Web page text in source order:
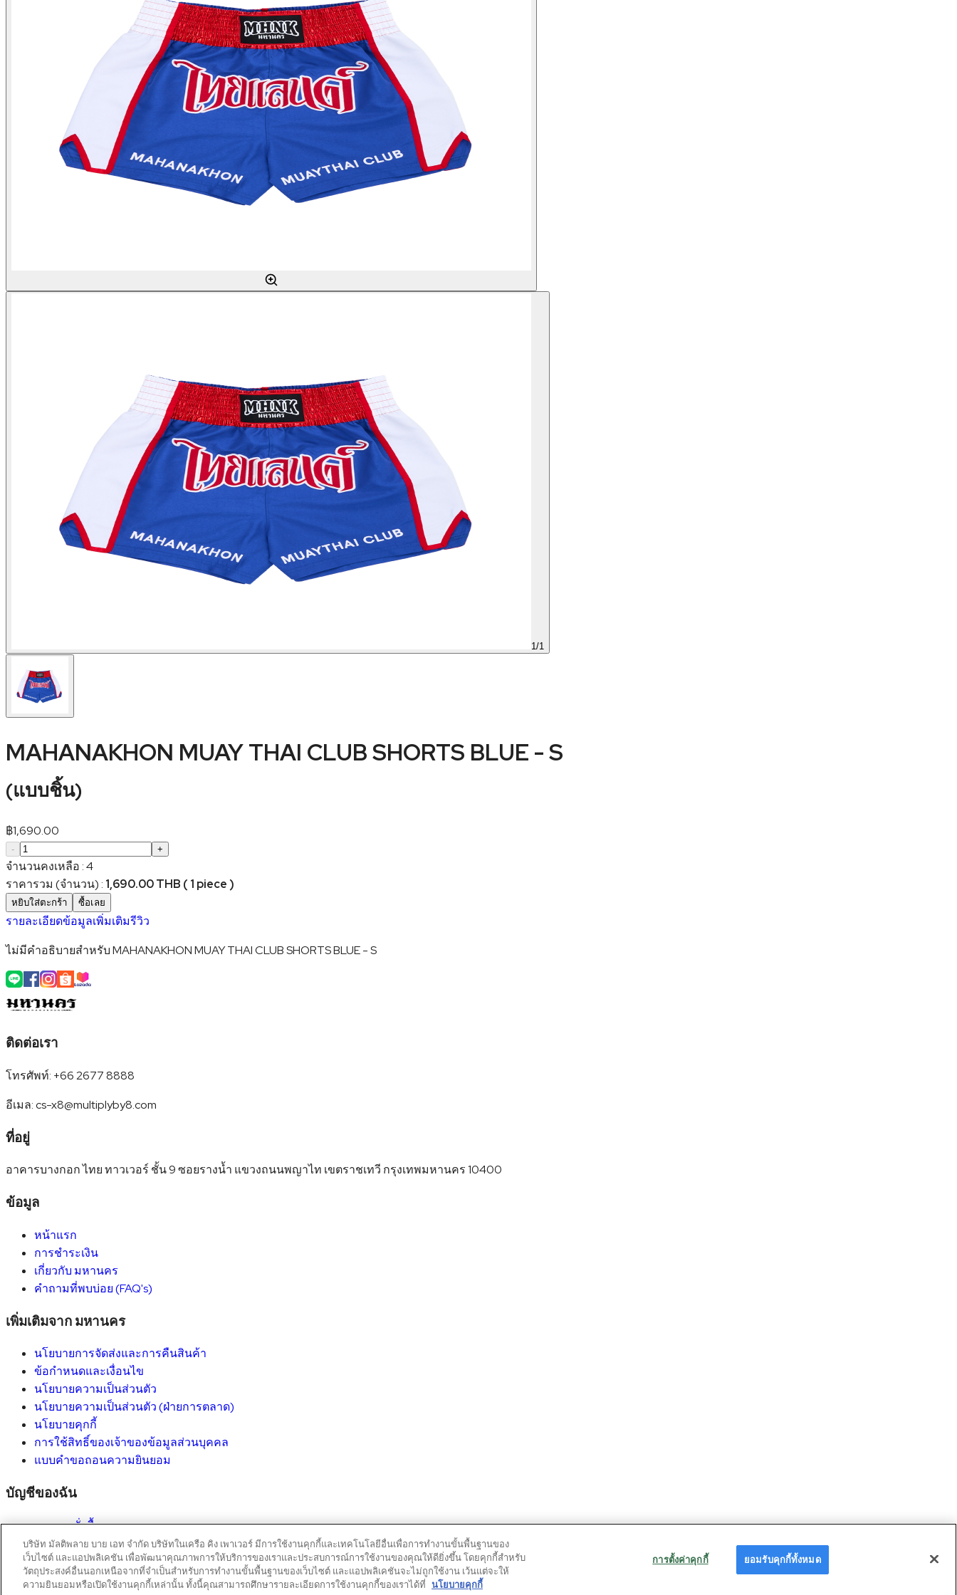
1/1
MAHANAKHON MUAY THAI CLUB SHORTS BLUE - S
(แบบชิ้น)
฿1,690.00
- +
จำนวนคงเหลือ :4
ราคารวม (จำนวน) : 1,690.00 THB ( 1 piece )
หยิบใส่ตะกร้า ซื้อเลย
รายละเอียดข้อมูลเพิ่มเติมรีวิว
ไม่มีคำอธิบายสำหรับ MAHANAKHON MUAY THAI CLUB SHORTS BLUE - S
ติดต่อเรา
โทรศัพท์: +66 2677 8888
อีเมล:cs-x8@multiplyby8.com
ที่อยู่
อาคารบางกอก ไทย ทาวเวอร์ ชั้น 9 ซอยรางน้ำ แขวงถนนพญาไท เขตราชเทวี กรุงเทพมหานคร 10400
ข้อมูล
หน้าแรก
การชำระเงิน
เกี่ยวกับ มหานคร
คำถามที่พบบ่อย (FAQ's)
เพิ่มเติมจาก มหานคร
นโยบายการจัดส่งและการคืนสินค้า
ข้อกำหนดและเงื่อนไข
นโยบายความเป็นส่วนตัว
นโยบายความเป็นส่วนตัว (ฝ่ายการตลาด)
นโยบายคุกกี้
การใช้สิทธิ์ของเจ้าของข้อมูลส่วนบุคคล
แบบคำขอถอนความยินยอม
บัญชีของฉัน
รายการสั่งซื้อ
รายละเอียดบัญชี
Copyright © 2026 Mahanakhon by X8
บริษัท มัลติพลาย บาย เอท จำกัด บริษัทในเครือ คิง เพาเวอร์ มีการใช้งานคุกกี้และเทคโนโลยีอื่นเพื่อการทำงานขั้นพื้นฐานของ
เว็บไซต์ และแอปพลิเคชัน เพื่อพัฒนาคุณภาพการให้บริการของเราและประสบการณ์การใช้งานของคุณให้ดียิ่งขึ้น โดยคุกกี้สำหรับ
วัตถุประสงค์อื่นนอกเหนือจากที่จำเป็นสำหรับการทำงานขั้นพื้นฐานของเว็บไซต์ และแอปพลิเคชันจะไม่ถูกใช้งาน เว้นแต่จะให้
ความยินยอมหรือเปิดใช้งานคุกกี้เหล่านั้น ทั้งนี้คุณสามารถศึกษารายละเอียดการใช้งานคุกกี้ของเราได้ที่ นโยบายคุกกี้
การตั้งค่าคุกกี้ ยอมรับคุกกี้ทั้งหมด